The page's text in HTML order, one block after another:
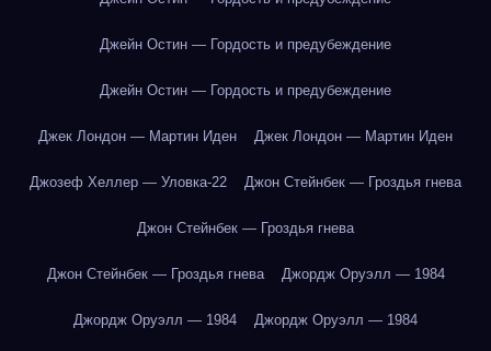
Джейн Остин — Гордость и предубеждение
Джейн Остин — Гордость и предубеждение
Джек Лондон — Мартин Иден Джек Лондон — Мартин Иден
Джозеф Хеллер — Уловка-22 Джон Стейнбек — Гроздья гнева
Джон Стейнбек — Гроздья гнева
Джон Стейнбек — Гроздья гнева Джордж Оруэлл — 1984
Джордж Оруэлл — 1984 Джордж Оруэлл — 1984